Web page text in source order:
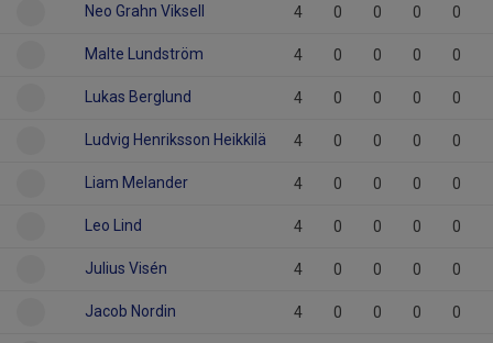
Neo Grahn Viksell 4 0 0 0 0
Malte Lundström 4 0 0 0 0
Lukas Berglund 4 0 0 0 0
Ludvig Henriksson Heikkilä 4 0 0 0 0
Liam Melander 4 0 0 0 0
Leo Lind 4 0 0 0 0
Julius Visén 4 0 0 0 0
Jacob Nordin 4 0 0 0 0